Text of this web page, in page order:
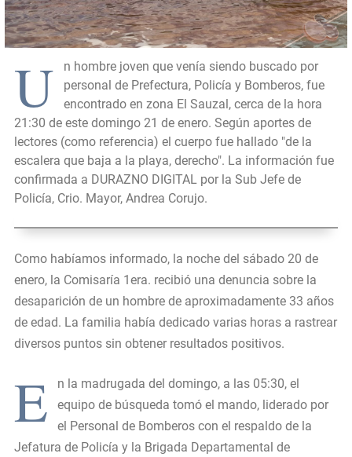
U
n hombre joven que venía siendo buscado por
personal de Prefectura, Policía y Bomberos, fue
encontrado en zona El Sauzal, cerca de la hora
21:30 de este domingo 21 de enero. Según aportes de
lectores (como referencia) el cuerpo fue hallado "de la
escalera que baja a la playa, derecho". La información fue
confirmada a DURAZNO DIGITAL por la Sub Jefe de
Policía, Crio. Mayor, Andrea Corujo.
Como habíamos informado, la noche del sábado 20 de
enero, la Comisaría 1era. recibió una denuncia sobre la
desaparición de un hombre de aproximadamente 33 años
de edad. La familia había dedicado varias horas a rastrear
diversos puntos sin obtener resultados positivos.
E
n la madrugada del domingo, a las 05:30, el
equipo de búsqueda tomó el mando, liderado por
el Personal de Bomberos con el respaldo de la
Jefatura de Policía y la Brigada Departamental de